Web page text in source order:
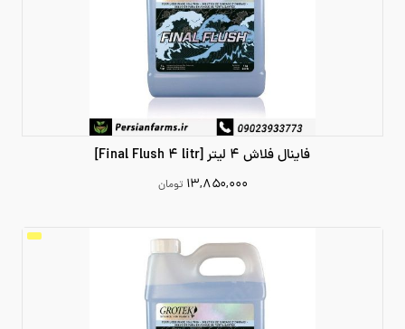
فاینال فلاش 4 لیتر [Final Flush 4 litr]
۱۳,۸۵۰,۰۰۰ تومان